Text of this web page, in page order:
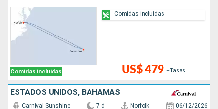
Comidas incluidas US$ 479 +Tasas
Comidas incluidas
ESTADOS UNIDOS, BAHAMAS
Carnival Sunshine 7 d Norfolk 06/12/2026